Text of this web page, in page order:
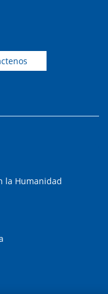
la Humanidad